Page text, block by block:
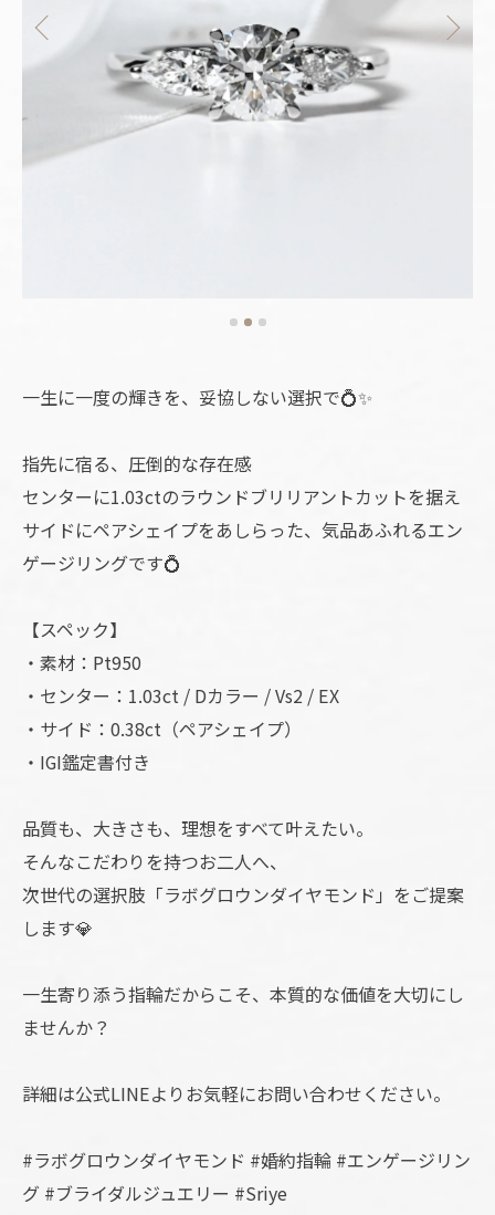
一生に一度の輝きを、妥協しない選択で💍✨
指先に宿る、圧倒的な存在感
センターに1.03ctのラウンドブリリアントカットを据え
サイドにペアシェイプをあしらった、気品あふれるエン
ゲージリングです💍
【スペック】
・素材：Pt950
・センター：1.03ct / Dカラー / Vs2 / EX
・サイド：0.38ct（ペアシェイプ）
・IGI鑑定書付き
品質も、大きさも、理想をすべて叶えたい。
そんなこだわりを持つお二人へ、
次世代の選択肢「ラボグロウンダイヤモンド」をご提案
します💎
一生寄り添う指輪だからこそ、本質的な価値を大切にし
ませんか？
詳細は公式LINEよりお気軽にお問い合わせください。
#ラボグロウンダイヤモンド #婚約指輪 #エンゲージリン
グ #ブライダルジュエリー #Sriye